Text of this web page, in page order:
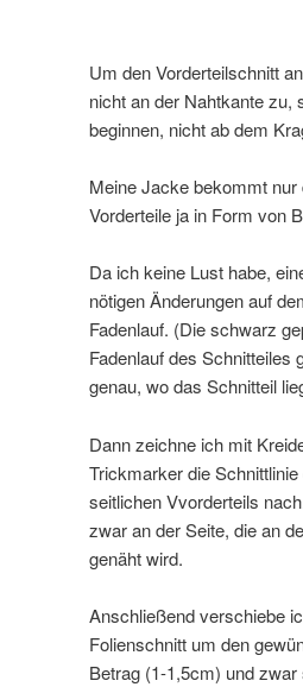
Um den Vorderteilschnitt
nicht an der Nahtkante zu,
beginnen, nicht ab dem
Meine Jacke bekommt nur
Vorderteile ja in Form von
Da ich keine Lust habe,
nötigen Änderungen auf
Fadenlauf. (Die schwarz
Fadenlauf des Schnitteiles
genau, wo das Schnitteil
Dann zeichne ich mit
Trickmarker die Schnittlinie
seitlichen Vvorderteils
zwar an der Seite, die an
genäht wird.
Anschließend verschiebe
Folienschnitt um den
Betrag (1-1,5cm) und